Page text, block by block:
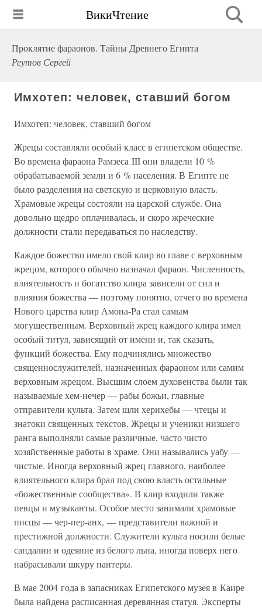
ВикиЧтение
Проклятие фараонов. Тайны Древнего Египта
Реутов Сергей
Имхотеп: человек, ставший богом
Имхотеп: человек, ставший богом
Жрецы составляли особый класс в египетском обществе.
Во времена фараона Рамзеса III они владели 10 %
обрабатываемой земли и 6 % населения. В Египте не
было разделения на светскую и церковную власть.
Храмовые жрецы состояли на царской службе. Она
довольно щедро оплачивалась, и скоро жреческие
должности стали передаваться по наследству.
Каждое божество имело свой клир во главе с верховным
жрецом, которого обычно назначал фараон. Численность,
влиятельность и богатство клира зависели от сил и
влияния божества — поэтому понятно, отчего во времена
Нового царства клир Амона-Ра стал самым
могущественным. Верховный жрец каждого клира имел
особый титул, зависящий от имени и, так сказать,
функций божества. Ему подчинялись множество
священнослужителей, назначенных фараоном или самим
верховным жрецом. Высшим слоем духовенства были так
называемые хем-нечер — рабы божьи, главные
отправители культа. Затем шли херихебы — чтецы и
знатоки священных текстов. Жрецы и ученики низшего
ранга выполняли самые различные, часто чисто
хозяйственные работы в храме. Они назывались уабу —
чистые. Иногда верховный жрец главного, наиболее
влиятельного клира брал под свою власть остальные
«божественные сообщества». В клир входили также
певцы и музыканты. Особое место занимали храмовые
писцы — чер-пер-анх, — представители важной и
престижной должности. Служители культа носили белые
сандалии и одеяние из белого льна, иногда поверх него
набрасывали шкуру пантеры.
В мае 2004 года в запасниках Египетского музея в Каире
была найдена расписанная деревянная статуя. Эксперты